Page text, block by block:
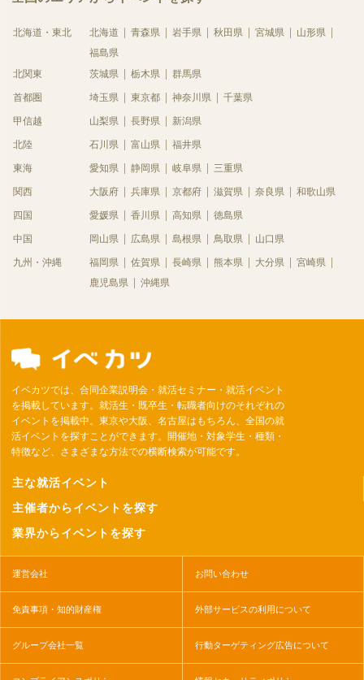
北海道・東北 北海道 青森県 岩手県 秋田県 宮城県
山形県
福島県
北関東
茨城県 栃木県 群馬県
首都圏 埼玉県 東京都 神奈川県 千葉県
甲信越 山梨県 長野県 新潟県
北陸 石川県 富山県 福井県
東海 愛知県 静岡県 岐阜県 三重県
関西 大阪府 兵庫県 京都府 滋賀県 奈良県 和歌山県
四国 愛媛県 香川県 高知県 徳島県
中国 岡山県 広島県 島根県 鳥取県 山口県
九州・沖縄 福岡県 佐賀県 長崎県 熊本県 大分県
宮崎県
鹿児島県
沖縄県
イベカツでは、合同企業説明会・就活セミナー・就活イベント
を掲載しています。就活生・既卒生・転職者向けのそれぞれの
イベントを掲載中。東京や大阪、名古屋はもちろん、全国の就
活イベントを探すことができます。開催地・対象学生・種類・
特徴など、さまざまな方法での横断検索が可能です。
主な就活イベント
主催者からイベントを探す
業界からイベントを探す
運営会社 お問い合わせ
免責事項・知的財産権 外部サービスの利用について
グループ会社一覧 行動ターゲティング広告について